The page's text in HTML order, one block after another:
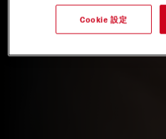
Cookie 設定